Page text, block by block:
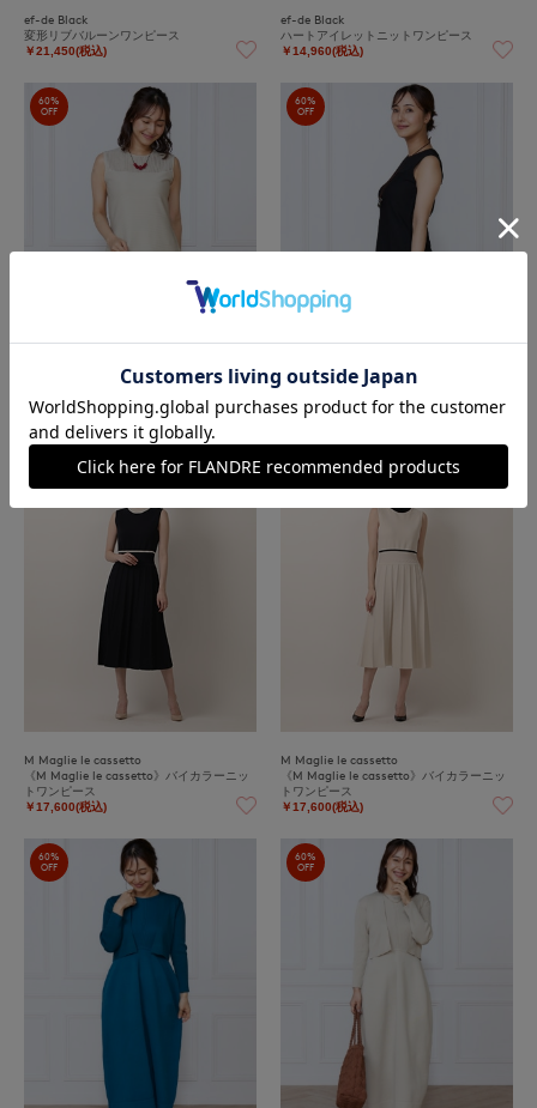
ef-de Black
変形リブバルーンワンピース
￥21,450(税込)
ef-de Black
ハートアイレットニットワンピース
￥14,960(税込)
60%
OFF
ハートアイレットニットワンピース
60%
OFF
ef-de Black
ハートアイレットニットワンピース
￥14,960(税込)
M Maglie le cassetto
《M Maglie le cassetto》バイカラーニッ
トワンピース
￥17,600(税込)
50%
M Maglie le cassetto
《M Maglie le cassetto》バイカラーニッ
トワンピース
￥17,600(税込)
60%
OFF
60%
OFF